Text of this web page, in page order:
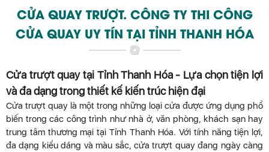
CỬA QUAY TRƯỢT. CÔNG TY THI CÔNG
CỬA QUAY UY TÍN TẠI TỈNH THANH HÓA
Cửa trượt quay tại Tỉnh Thanh Hóa - Lựa chọn tiện lợi
và đa dạng trong thiết kế kiến trúc hiện đại
Cửa trượt quay là một trong những loại cửa được ứng dụng phổ
biến trong các công trình như nhà ở, văn phòng, khách sạn hay
trung tâm thương mại tại Tỉnh Thanh Hóa. Với tính năng tiện lợi,
đa dạng kiểu dáng và màu sắc, cửa trượt quay đang ngày càng